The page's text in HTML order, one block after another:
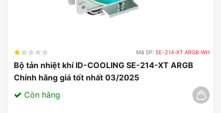
Mã SP: SE-214-XT ARGB-WH
Bộ tản nhiệt khí ID-COOLING SE-214-XT ARGB
Chính hãng giá tốt nhất 03/2025
Còn hàng